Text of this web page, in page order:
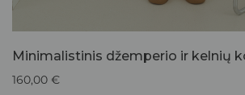
Minimalistinis džemperio ir kelnių
160,00 €